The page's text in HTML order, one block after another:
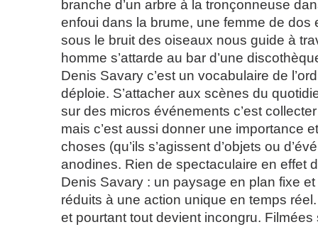
branche d’un arbre à la tronçonneuse
enfoui dans la brume, une femme de dos
sous le bruit des oiseaux nous guide à
homme s’attarde au bar d’une
Denis Savary c’est un vocabulaire de
déploie. S’attacher aux scènes du
sur des micros événements c’est
mais c’est aussi donner une importance
choses (qu’ils s’agissent d’objets ou
anodines. Rien de spectaculaire en effet
Denis Savary : un paysage en plan fixe
réduits à une action unique en temps
et pourtant tout devient incongru.